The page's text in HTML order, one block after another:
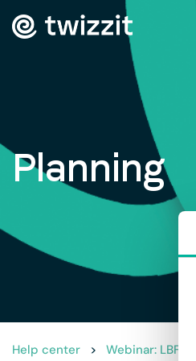
Planning
Help center > Webinar: LBFA